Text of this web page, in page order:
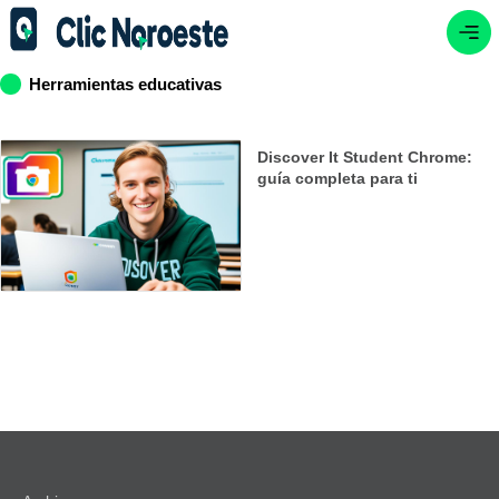
Herramientas educativas
Discover It Student Chrome:
guía completa para ti